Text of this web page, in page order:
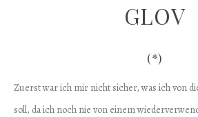
GLOV
(*)
Zuerst war ich mir nicht sicher, was ich von
soll, da ich noch nie von einem